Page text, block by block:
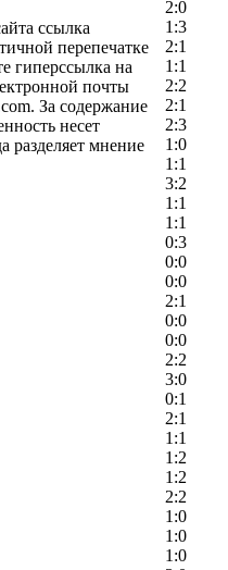
2:0
1:3
2:1
1:1
2:2
2:1
2:3
1:0
1:1
3:2
1:1
1:1
0:3
0:0
0:0
2:1
0:0
0:0
2:2
3:0
0:1
2:1
1:1
1:2
1:2
2:2
1:0
1:0
1:0
ссылка
перепечатке
гиперссылка на
почты
За содержание
несет
разделяет мнение